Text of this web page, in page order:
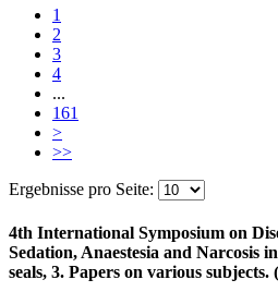
1
2
3
4
...
161
>
>>
Ergebnisse pro Seite:
4th International Symposium on
Sedation, Anaestesia and Narcosis
seals, 3. Papers on various subjects.